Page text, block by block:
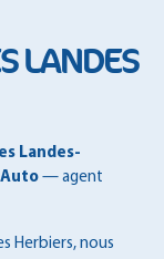
LANDES
Landes-
Auto— agent
Herbiers, nous